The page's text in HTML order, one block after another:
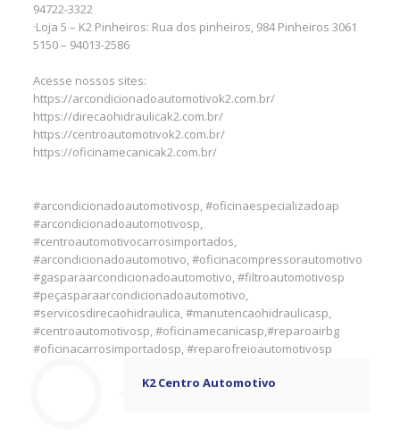
94722-3322
·Loja 5 – K2 Pinheiros: Rua dos pinheiros, 984 Pinheiros 3061
5150 – 94013-2586
Acesse nossos sites:
https://arcondicionadoautomotivok2.com.br/
https://direcaohidraulicak2.com.br/
https://centroautomotivok2.com.br/
https://oficinamecanicak2.com.br/
#arcondicionadoautomotivosp, #oficinaespecializadoap
#arcondicionadoautomotivosp,
#centroautomotivocarrosimportados,
#arcondicionadoautomotivo, #oficinacompressorautomotivo
#gasparaarcondicionadoautomotivo, #filtroautomotivosp
#peçasparaarcondicionadoautomotivo,
#servicosdirecaohidraulica, #manutencaohidraulicasp,
#centroautomotivosp, #oficinamecanicasp,#reparoairbg
#oficinacarrosimportadosp, #reparofreioautomotivosp
K2 Centro Automotivo